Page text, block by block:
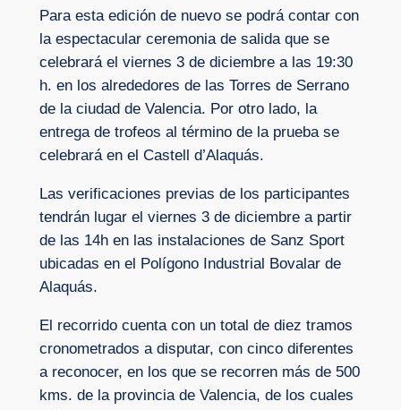
Para esta edición de nuevo se podrá contar con
la espectacular ceremonia de salida que se
celebrará el viernes 3 de diciembre a las 19:30
h. en los alrededores de las Torres de Serrano
de la ciudad de Valencia. Por otro lado, la
entrega de trofeos al término de la prueba se
celebrará en el Castell d’Alaquás.
Las verificaciones previas de los participantes
tendrán lugar el viernes 3 de diciembre a partir
de las 14h en las instalaciones de Sanz Sport
ubicadas en el Polígono Industrial Bovalar de
Alaquás.
El recorrido cuenta con un total de diez tramos
cronometrados a disputar, con cinco diferentes
a reconocer, en los que se recorren más de 500
kms. de la provincia de Valencia, de los cuales